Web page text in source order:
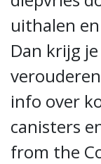
uithalen
Dan krijg
info over
canisters
from the